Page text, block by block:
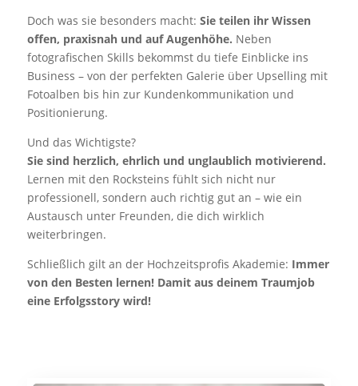
Doch was sie besonders macht: Sie teilen ihr Wissen
offen, praxisnah und auf Augenhöhe. Neben
fotografischen Skills bekommst du tiefe Einblicke ins
Business – von der perfekten Galerie über Upselling mit
Fotoalben bis hin zur Kundenkommunikation und
Positionierung.
Und das Wichtigste?
Sie sind herzlich, ehrlich und unglaublich motivierend.
Lernen mit den Rocksteins fühlt sich nicht nur
professionell, sondern auch richtig gut an – wie ein
Austausch unter Freunden, die dich wirklich
weiterbringen.
Schließlich gilt an der Hochzeitsprofis Akademie: Immer
von den Besten lernen! Damit aus deinem Traumjob
eine Erfolgsstory wird!